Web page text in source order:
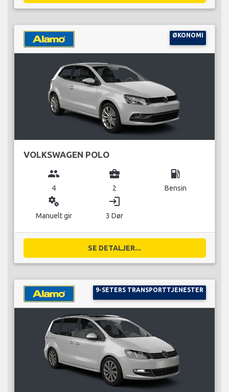
ØKONOMI
VOLKSWAGEN POLO
group
4
business_center
2
local_gas_station
Bensin
miscellaneous_services
Manuelt gir
login
3 Dør
SE DETALJER...
9-SETERS TRANSPORTTJENESTER